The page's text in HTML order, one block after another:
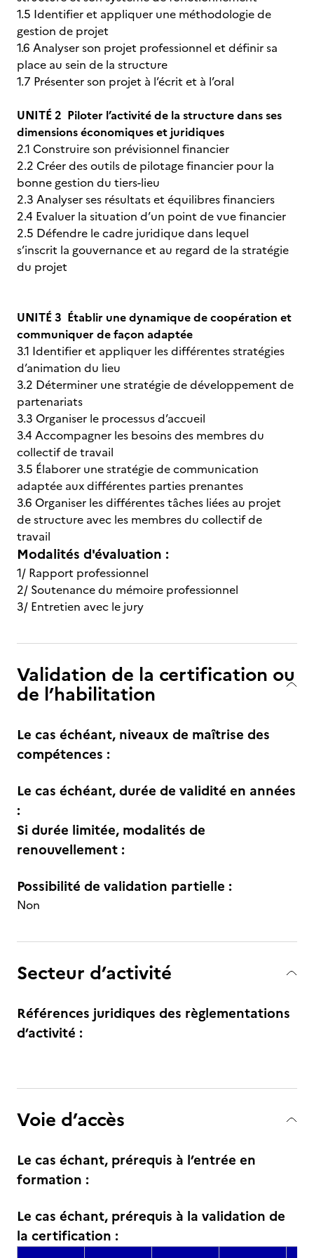
1.5 Identifier et appliquer une méthodologie de
gestion de projet
1.6 Analyser son projet professionnel et définir sa
place au sein de la structure
1.7 Présenter son projet à l’écrit et à l’oral
UNITÉ 2 Piloter l’activité de la structure dans ses
dimensions économiques et juridiques
2.1 Construire son prévisionnel financier
2.2 Créer des outils de pilotage financier pour la
bonne gestion du tiers-lieu
2.3 Analyser ses résultats et équilibres financiers
2.4 Evaluer la situation d’un point de vue financier
2.5 Défendre le cadre juridique dans lequel
s’inscrit la gouvernance et au regard de la stratégie
du projet
UNITÉ 3 Établir une dynamique de coopération et
communiquer de façon adaptée
3.1 Identifier et appliquer les différentes stratégies
d’animation du lieu
3.2 Déterminer une stratégie de développement de
partenariats
3.3 Organiser le processus d’accueil
3.4 Accompagner les besoins des membres du
collectif de travail
3.5 Élaborer une stratégie de communication
adaptée aux différentes parties prenantes
3.6 Organiser les différentes tâches liées au projet
de structure avec les membres du collectif de
travail
Modalités d'évaluation :
1/ Rapport professionnel
2/ Soutenance du mémoire professionnel
3/ Entretien avec le jury
Validation de la certification ou
de l’habilitation
Le cas échéant, niveaux de maîtrise des
compétences :
Le cas échéant, durée de validité en années
:
Si durée limitée, modalités de
renouvellement :
Possibilité de validation partielle :
Non
Secteur d’activité
Références juridiques des règlementations
d’activité :
Voie d’accès
Le cas échant, prérequis à l’entrée en
formation :
Le cas échant, prérequis à la validation de
la certification :